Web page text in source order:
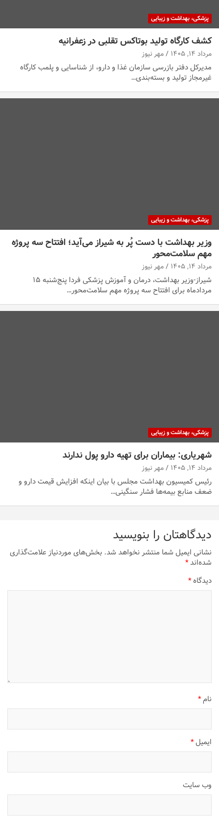
پزشکی، بهداشت و زیبایی
کشف کارگاه تولید بوتاکس تقلبی در زعفرانیه
مرداد ۱۴, ۱۴۰۵ مهر نیوز
مدیرکل دفتر بازرسی سازمان غذا و دارو، از شناسایی و پلمب کارگاه
غیرمجاز تولید و بسته‌بندی…
پزشکی، بهداشت و زیبایی
وزیر بهداشت با دست پُر به شیراز می‌آید؛ افتتاح سه پروژه
مهم سلامت‌محور
مرداد ۱۴, ۱۴۰۵ مهر نیوز
شیراز-وزیر بهداشت، درمان و آموزش پزشکی فردا پنج‌شنبه ۱۵
مردادماه برای افتتاح سه پروژه مهم سلامت‌محور…
پزشکی، بهداشت و زیبایی
شهریاری: بیماران برای تهیه دارو پول ندارند
مرداد ۱۴, ۱۴۰۵ مهر نیوز
رئیس کمیسیون بهداشت مجلس با بیان اینکه افزایش قیمت دارو و
ضعف منابع بیمه‌ها فشار سنگینی…
دیدگاهتان را بنویسید
نشانی ایمیل شما منتشر نخواهد شد.بخش‌های موردنیاز علامت‌گذاری
شده‌اند*
دیدگاه*
نام*
ایمیل*
وب‌ سایت